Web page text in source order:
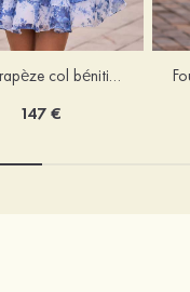
Robe trapèze col bénitier mousseline courte/mini robe de fête de la rentrée avec appliqué
147 €